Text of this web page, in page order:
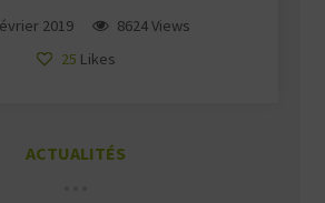
2019
8624 Views
25 Likes
ACTUALITÉS